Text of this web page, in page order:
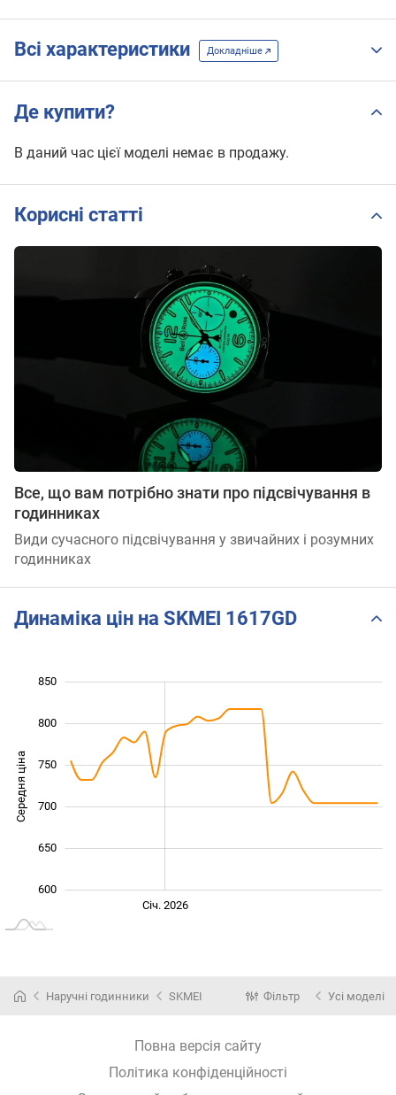
Всі характеристики Докладніше
Де купити?
В даний час цієї моделі немає в продажу.
Корисні статті
Все, що вам потрібно знати про підсвічування в
годинниках
Види сучасного підсвічування у звичайних і розумних
годинниках
Динаміка цін на SKMEI 1617GD
Середня ціна
600
650
700
750
800
850
Січ. 2026
Наручні годинники SKMEI Фільтр Усі моделі
Повна версія сайту
Політика конфіденційності